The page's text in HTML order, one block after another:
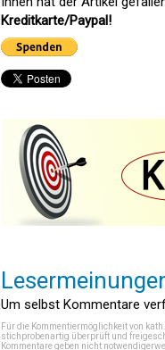
Kreditkarte/Paypal!
Um selbst Kommentare
Für die Kommentiermöglichkeit von
stichprobenartig überprüft und
Kommentare geben nicht